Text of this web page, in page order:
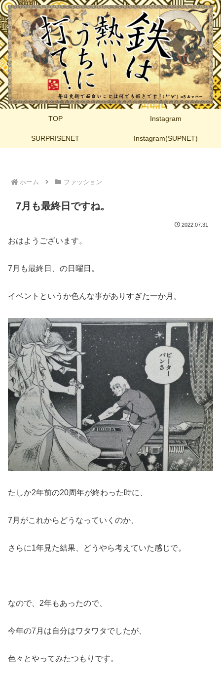
TOP Instagram
SURPRISENET Instagram(SUPNET)
ホーム ファッション
7月も最終日ですね。
2022.07.31
おはようございます。
7月も最終日、の日曜日。
イベントというか色んな事がありすぎた一か月。
たしか2年前の20周年が終わった時に、
7月がこれからどうなっていくのか、
さらに1年見た結果、どうやら考えていた感じで。
なので、2年もあったので、
今年の7月は自分はワタワタでしたが、
色々とやってみたつもりです。